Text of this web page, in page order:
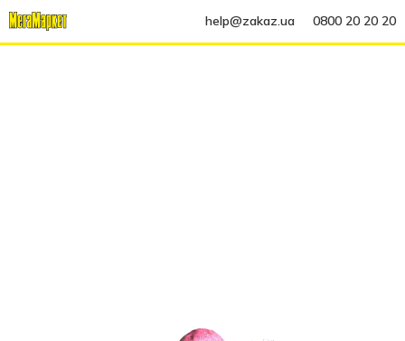
help@zakaz.ua 0800 20 20 20